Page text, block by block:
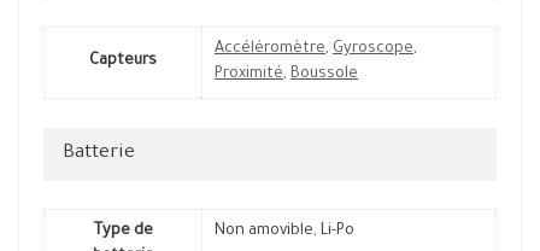
Capteurs
Accéléromètre, Gyroscope,
Proximité, Boussole
Batterie
Type de
Non amovible, Li-Po